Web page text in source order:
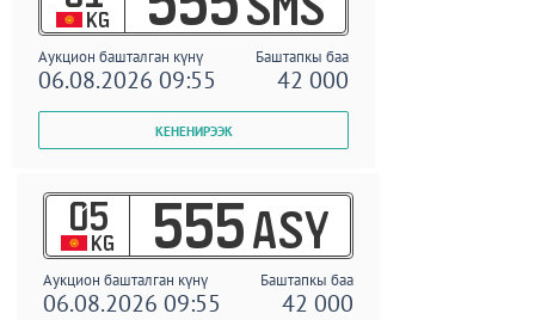
KG
Аукцион башталган күнү Баштапкы баа
06.08.2026 09:55 42 000
05
KG 555 ASY
Аукцион башталган күнү Баштапкы баа
06.08.2026 09:55 42 000